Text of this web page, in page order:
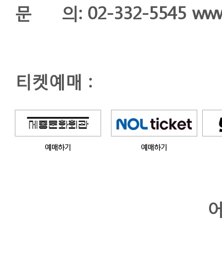
문 의: 02-332-5545
티켓예매 :